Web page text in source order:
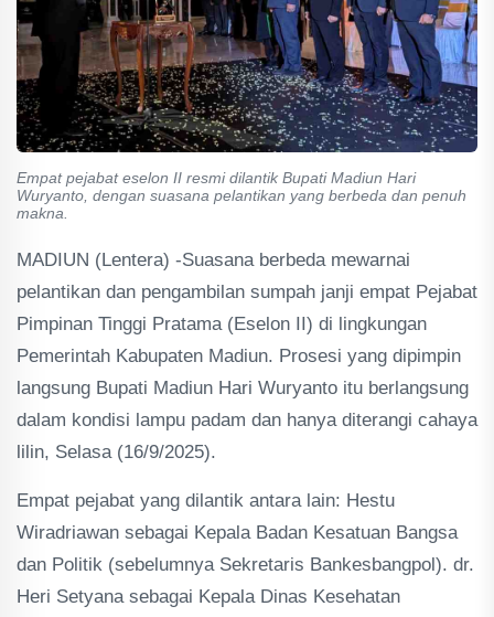
Empat pejabat eselon II resmi dilantik Bupati Madiun Hari
Wuryanto, dengan suasana pelantikan yang berbeda dan penuh
makna.
MADIUN (Lentera) -Suasana berbeda mewarnai
pelantikan dan pengambilan sumpah janji empat Pejabat
Pimpinan Tinggi Pratama (Eselon II) di lingkungan
Pemerintah Kabupaten Madiun. Prosesi yang dipimpin
langsung Bupati Madiun Hari Wuryanto itu berlangsung
dalam kondisi lampu padam dan hanya diterangi cahaya
lilin, Selasa (16/9/2025).
Empat pejabat yang dilantik antara lain: Hestu
Wiradriawan sebagai Kepala Badan Kesatuan Bangsa
dan Politik (sebelumnya Sekretaris Bankesbangpol). dr.
Heri Setyana sebagai Kepala Dinas Kesehatan